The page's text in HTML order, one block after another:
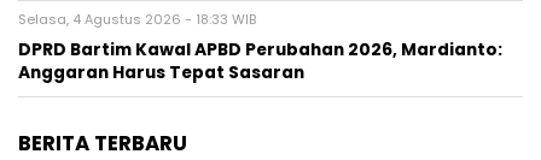
Selasa, 4 Agustus 2026 - 18:33 WIB
DPRD Bartim Kawal APBD Perubahan 2026, Mardianto:
Anggaran Harus Tepat Sasaran
BERITA TERBARU